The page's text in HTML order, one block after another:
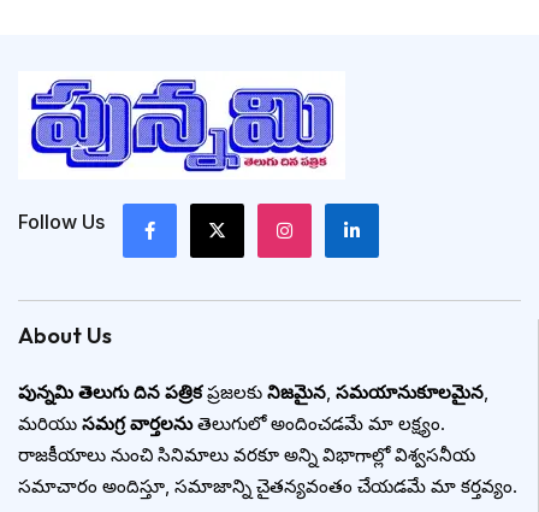
Follow Us
About Us
పున్నమి తెలుగు దిన పత్రికప్రజలకు నిజమైన, సమయానుకూలమైన,
మరియు సమగ్ర వార్తలనుతెలుగులో అందించడమే మా లక్ష్యం.
రాజకీయాలు నుంచి సినిమాలు వరకూ అన్ని విభాగాల్లో విశ్వసనీయ
సమాచారం అందిస్తూ, సమాజాన్ని చైతన్యవంతం చేయడమే మా కర్తవ్యం.